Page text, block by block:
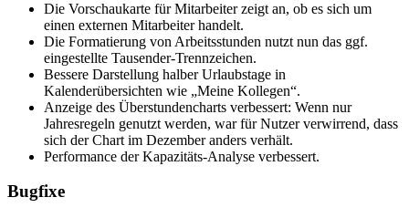
Die Vorschaukarte für Mitarbeiter zeigt an, ob es sich um
einen externen Mitarbeiter handelt.
Die Formatierung von Arbeitsstunden nutzt nun das ggf.
eingestellte Tausender-Trennzeichen.
Bessere Darstellung halber Urlaubstage in
Kalenderübersichten wie „Meine Kollegen“.
Anzeige des Überstundencharts verbessert: Wenn nur
Jahresregeln genutzt werden, war für Nutzer verwirrend, dass
sich der Chart im Dezember anders verhält.
Performance der Kapazitäts-Analyse verbessert.
Bugfixe